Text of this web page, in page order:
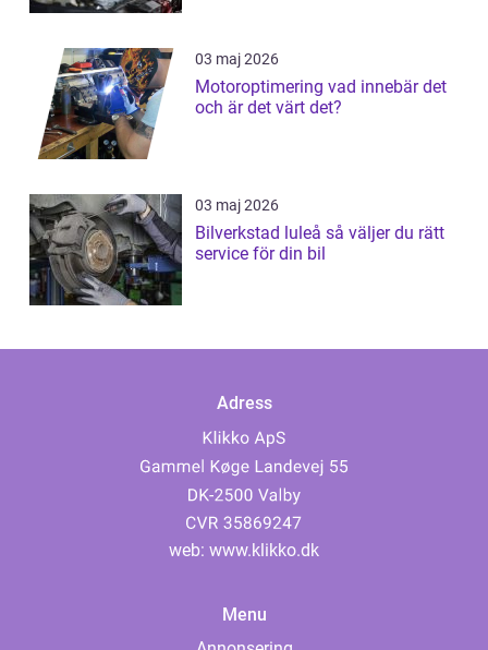
03 maj 2026
Motoroptimering vad innebär det
och är det värt det?
03 maj 2026
Bilverkstad luleå så väljer du rätt
service för din bil
Adress
web: www.klikko.dk
Menu